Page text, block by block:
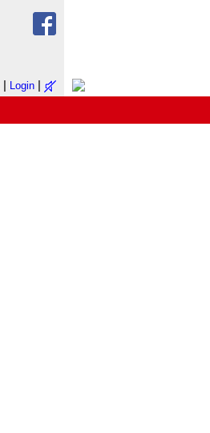
| Login |